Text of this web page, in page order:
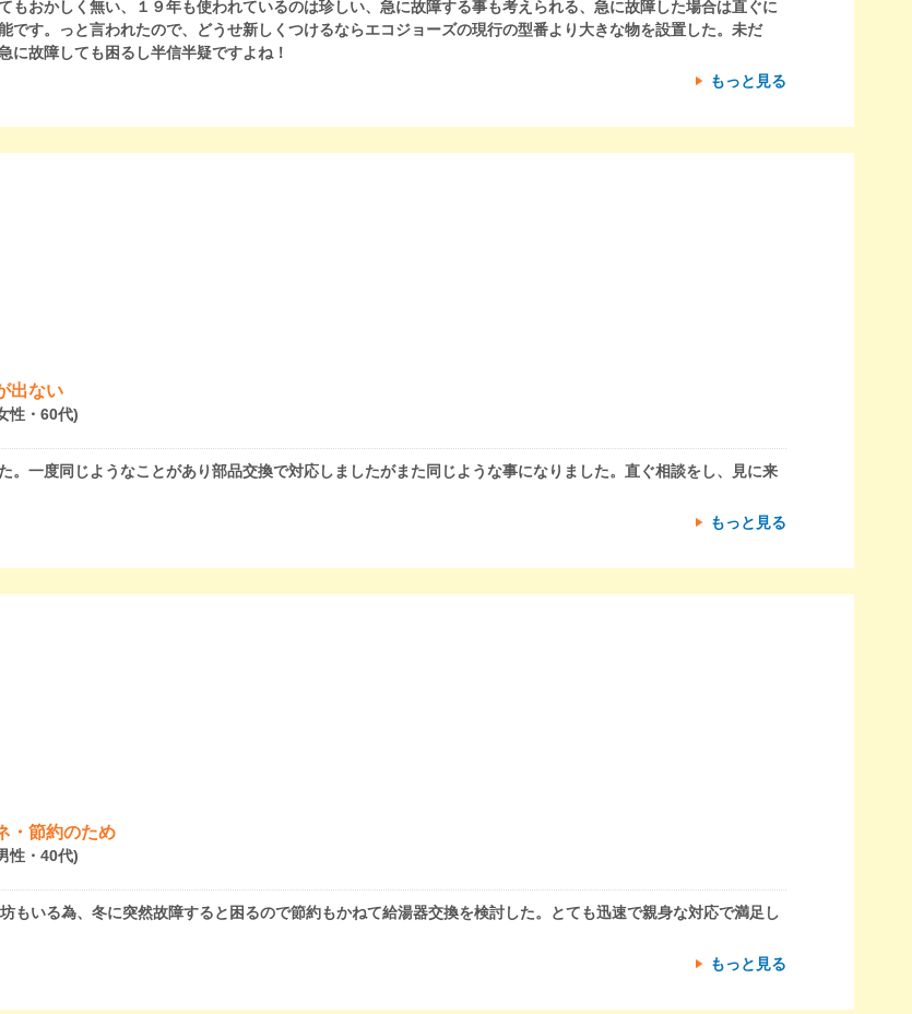
おかしく無い、１９年も使われているのは珍しい、急に故障する事も考えられる、急に故障した場合は直ぐに
です。っと言われたので、どうせ新しくつけるならエコジョーズの現行の型番より大きな物を設置した。未だ
に故障しても困るし半信半疑ですよね！
もっと見る
出ない
性・60代)
一度同じようなことがあり部品交換で対応しましたがまた同じような事になりました。直ぐ相談をし、見に来
もっと見る
・節約のため
性・40代)
もいる為、冬に突然故障すると困るので節約もかねて給湯器交換を検討した。とても迅速で親身な対応で満足し
もっと見る